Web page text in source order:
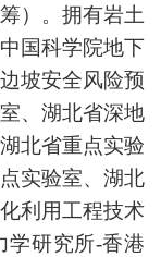
）。拥有岩土
国科学院地下
坡安全风险预
、湖北省深地
北省重点实验
实验室、湖北
利用工程技术
学研究所-香港